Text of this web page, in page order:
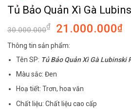
Tủ Bảo Quản Xì Gà
30.000.000₫ 21.000.000₫
Thông tin sản phẩm:
Tên SP: Tủ Bảo Quản Xì Gà Lubinski
Màu sắc: Đen
Hoạ tiết: Trơn, hoa văn
Chất liệu: Chất liệu cao cấp